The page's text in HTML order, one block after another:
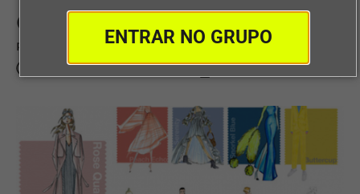
ENTRAR NO GRUPO
Cores para primavera/verão
Por Maximus Tecidos